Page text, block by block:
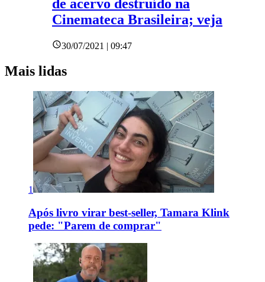
de acervo destruído na
Cinemateca Brasileira; veja
30/07/2021 | 09:47
Mais lidas
1
Após livro virar best-seller, Tamara Klink
pede: "Parem de comprar"